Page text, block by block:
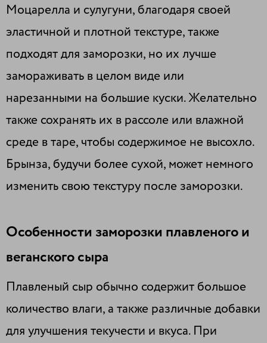
Моцарелла и сулугуни, благодаря своей
эластичной и плотной текстуре, также
подходят для заморозки, но их лучше
замораживать в целом виде или
нарезанными на большие куски. Желательно
также сохранять их в рассоле или влажной
среде в таре, чтобы содержимое не высохло.
Брынза, будучи более сухой, может немного
изменить свою текстуру после заморозки.
Особенности заморозки плавленого и
веганского сыра
Плавленый сыр обычно содержит большое
количество влаги, а также различные добавки
для улучшения текучести и вкуса. При